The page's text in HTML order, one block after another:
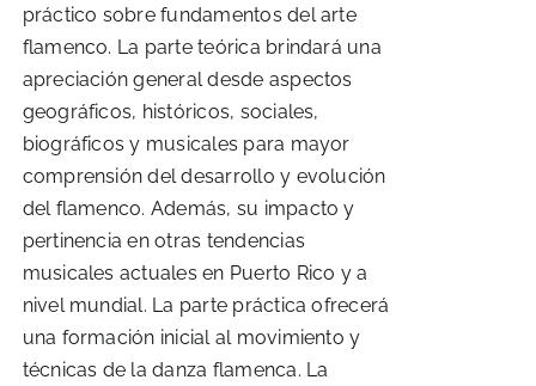
práctico sobre fundamentos del arte
flamenco. La parte teórica brindará una
apreciación general desde aspectos
geográficos, históricos, sociales,
biográficos y musicales para mayor
comprensión del desarrollo y evolución
del flamenco. Además, su impacto y
pertinencia en otras tendencias
musicales actuales en Puerto Rico y a
nivel mundial. La parte práctica ofrecerá
una formación inicial al movimiento y
técnicas de la danza flamenca. La